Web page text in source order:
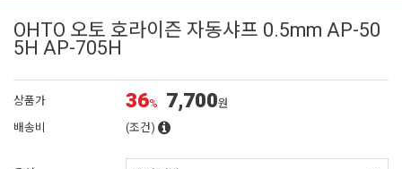
OHTO 오토 호라이즌 자동샤프 0.5mm AP-50
5H AP-705H
상품가 36% 7,700원
배송비
(조건)